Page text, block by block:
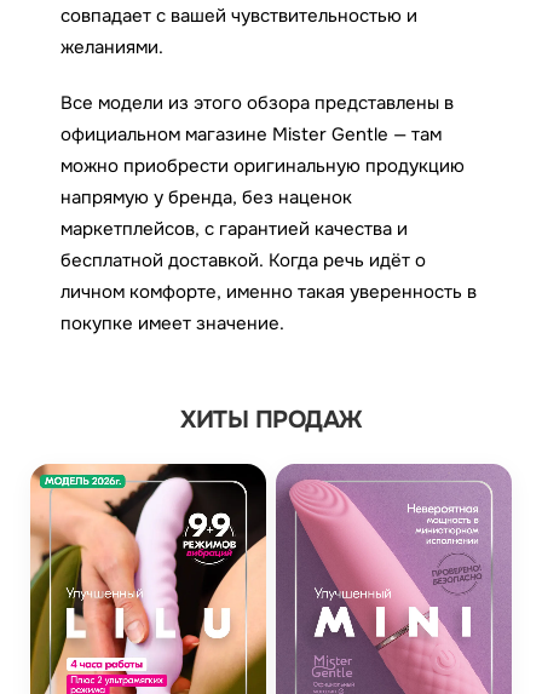
совпадает с вашей чувствительностью и
желаниями.
Все модели из этого обзора представлены в
официальном магазине Mister Gentle — там
можно приобрести оригинальную продукцию
напрямую у бренда, без наценок
маркетплейсов, с гарантией качества и
бесплатной доставкой. Когда речь идёт о
личном комфорте, именно такая уверенность в
покупке имеет значение.
ХИТЫ ПРОДАЖ